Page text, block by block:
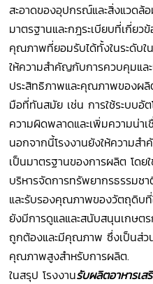
สะอาดของอุปกรณ์และสิ่งแวด
มาตรฐานและกฎระเบียบที่เกี่ย
คุณภาพที่ยอมรับได้ทั้งในระดับใ
ให้ความสำคัญกับการควบคุมแล
ประสิทธิภาพและคุณภาพของผลิ
มือที่ทันสมัย เช่น การใช้ระบบอั
ความผิดพลาดและเพิ่มความน่า
นอกจากนี้โรงงานยังให้ความส
เป็นมาตรฐานของการผลิต โด
บริหารจัดการทรัพยากรธรรมช
และรับรองคุณภาพของวัตถุดิบ
ยังมีการดูแลและสนับสนุนเกษต
ถูกต้องและมีคุณภาพ ซึ่งเป็นส่
คุณภาพสูงสำหรับการผลิต.
ในสรุป โรงงานรับผลิตอาหารเส